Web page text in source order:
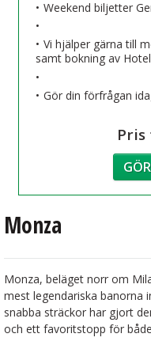
Weekend biljetter
Vi hjälper gärna till
samt bokning av
Gör din förfrågan
Pris
Monza
Monza, beläget norr om
mest legendariska banorna
snabba sträckor har gjort
och ett favoritstopp för